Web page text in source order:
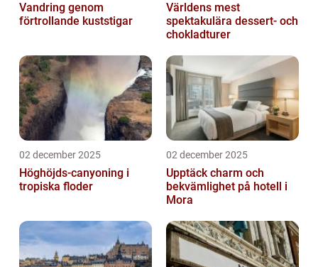
Vandring genom
förtrollande kuststigar
Världens mest
spektakulära dessert- och
chokladturer
02 december 2025
Höghöjds-canyoning i
tropiska floder
02 december 2025
Upptäck charm och
bekvämlighet på hotell i
Mora